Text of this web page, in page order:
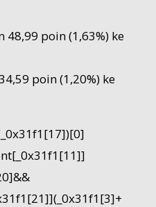
48,99 poin (1,63%) ke
poin (1,20%) ke